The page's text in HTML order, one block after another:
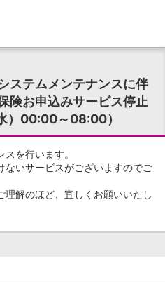
ステムメンテナンスに伴
険お申込みサービス停止
）00:00～08:00）
を行います。
ないサービスがございますのでご
解のほど、宜しくお願いいたし